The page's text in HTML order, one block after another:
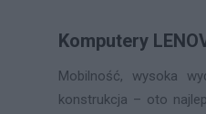
Komputery
Mobilność, wysoka
konstrukcja – oto